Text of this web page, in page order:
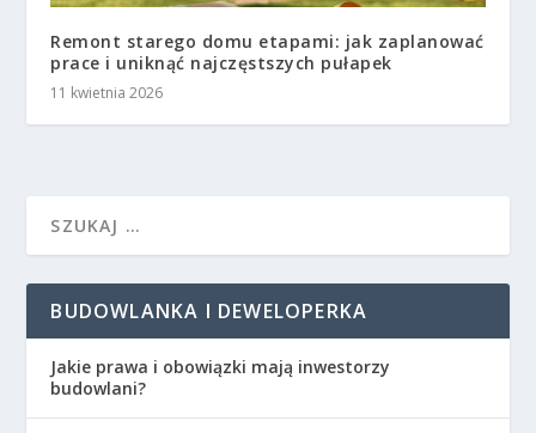
Remont starego domu etapami: jak zaplanować
prace i uniknąć najczęstszych pułapek
11 kwietnia 2026
BUDOWLANKA I DEWELOPERKA
Jakie prawa i obowiązki mają inwestorzy
budowlani?